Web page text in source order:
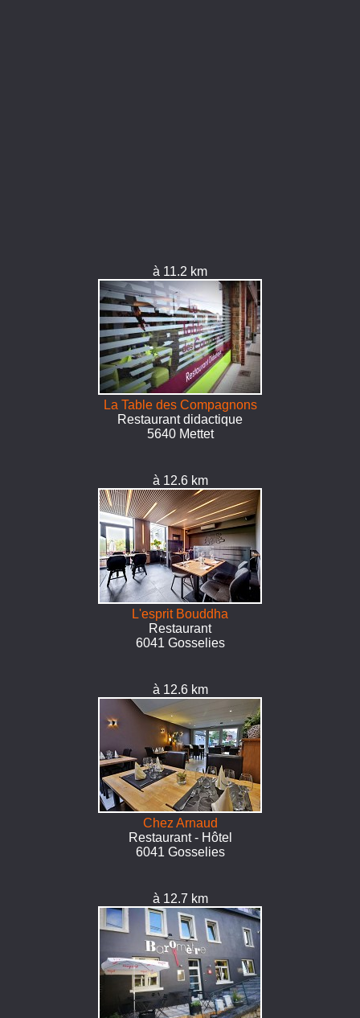
à 11.2 km
La Table des Compagnons
Restaurant didactique
5640 Mettet
à 12.6 km
L'esprit Bouddha
Restaurant
6041 Gosselies
à 12.6 km
Chez Arnaud
Restaurant - Hôtel
6041 Gosselies
à 12.7 km